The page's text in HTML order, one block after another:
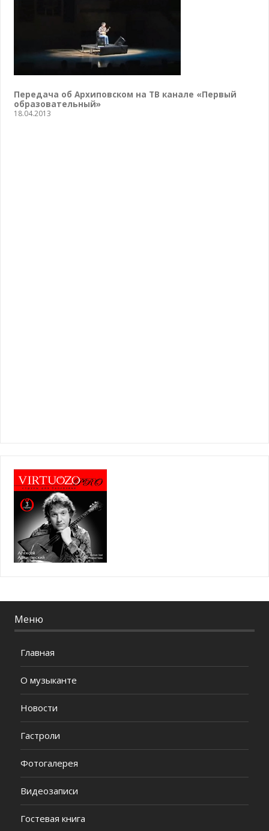
Передача об Архиповском на ТВ канале «Первый
образовательный»
18.04.2013
Меню
Главная
О музыканте
Новости
Гастроли
Фотогалерея
Видеозаписи
Гостевая книга